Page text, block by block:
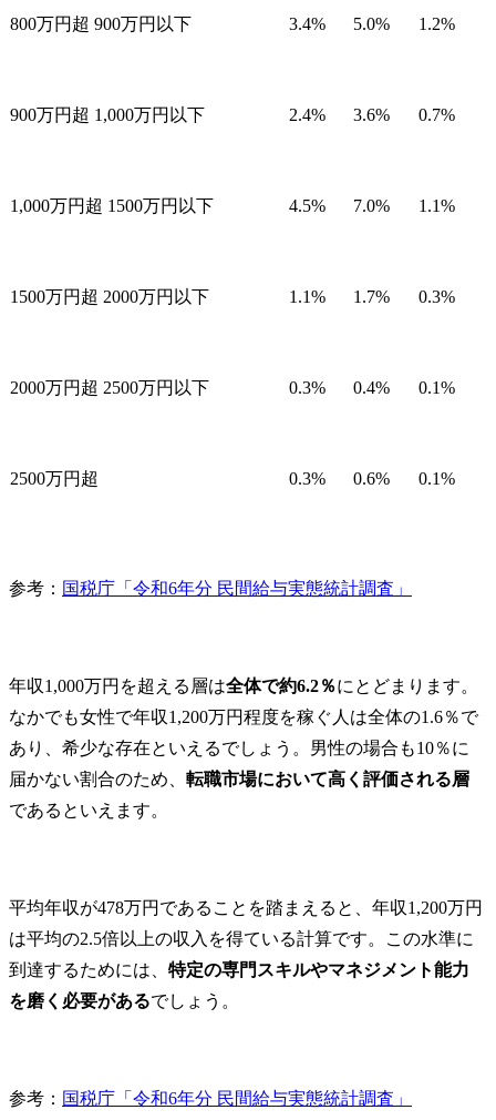
800万円超 900万円以下 3.4% 5.0% 1.2%
900万円超 1,000万円以下 2.4% 3.6% 0.7%
1,000万円超 1500万円以下 4.5% 7.0% 1.1%
1500万円超 2000万円以下 1.1% 1.7% 0.3%
2000万円超 2500万円以下 0.3% 0.4% 0.1%
2500万円超 0.3% 0.6% 0.1%
参考： 国税庁「令和6年分 民間給与実態統計調査」
年収1,000万円を超える層は全体で約6.2％にとどまります。
なかでも女性で年収1,200万円程度を稼ぐ人は全体の1.6％で
あり、希少な存在といえるでしょう。男性の場合も10％に
届かない割合のため、 転職市場において高く評価される層
であるといえます。
平均年収が478万円であることを踏まえると、年収1,200万円
は平均の2.5倍以上の収入を得ている計算です。この水準に
到達するためには、 特定の専門スキルやマネジメント能力
を磨く必要があるでしょう。
参考： 国税庁「令和6年分 民間給与実態統計調査」